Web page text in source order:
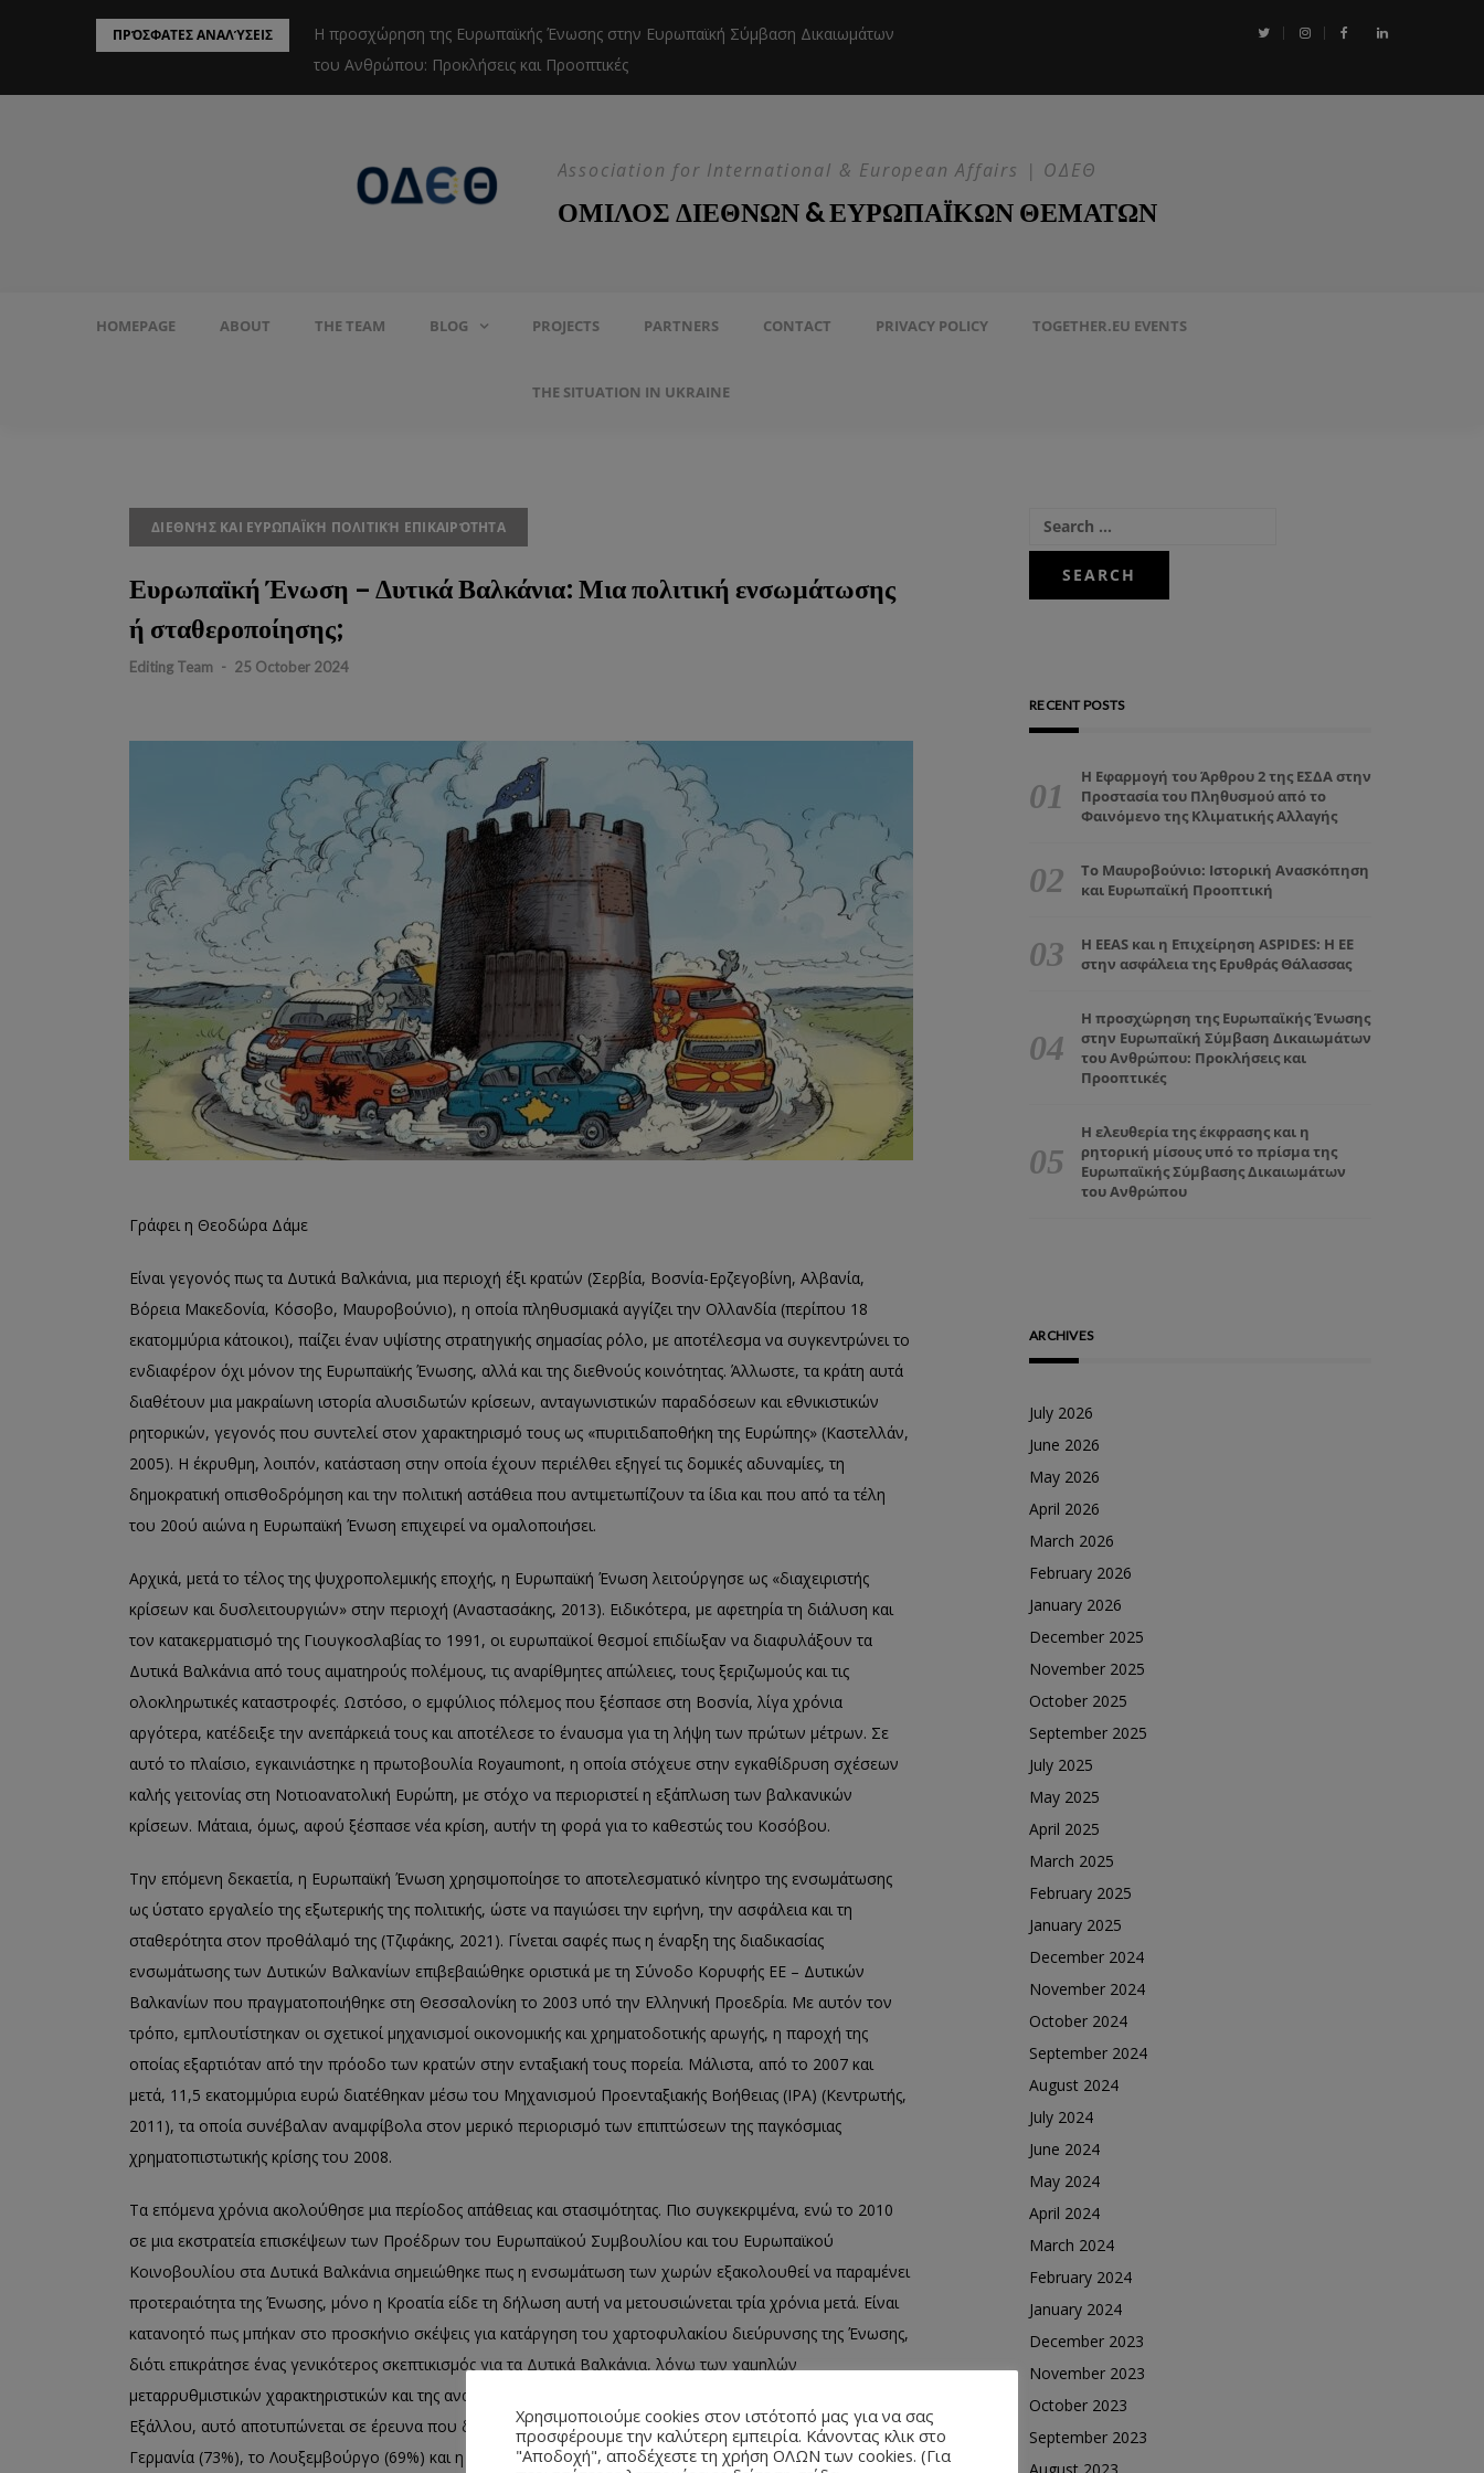
ΠΡΌΣΦΑΤΕΣ ΑΝΑΛΎΣΕΙΣ
ασφάλεια της Ερυθράς Θάλασσας
Η προσχώρηση της Ευρωπαϊκής Ένωσης στην Ευρωπαϊκή Σύμβαση Δικαιωμάτων
του Ανθρώπου: Προκλήσεις και Προοπτικές
Η ελευθερία της έκφρασης και η ρητορική μίσους υπό το πρίσμα της
Association for International & European Affairs | ΟΔΕΘ
ΟΜΙΛΟΣ ΔΙΕΘΝΩΝ & ΕΥΡΩΠΑΪΚΩΝ ΘΕΜΑΤΩΝ
HOMEPAGE ABOUT THE TEAM BLOG PROJECTS PARTNERS CONTACT PRIVACY POLICY TOGETHER.EU EVENTS
THE SITUATION IN UKRAINE
ΔΙΕΘΝΉΣ ΚΑΙ ΕΥΡΩΠΑΪΚΉ ΠΟΛΙΤΙΚΉ ΕΠΙΚΑΙΡΌΤΗΤΑ
Ευρωπαϊκή Ένωση – Δυτικά Βαλκάνια: Μια πολιτική ενσωμάτωσης
ή σταθεροποίησης;
Editing Team - 25 October 2024
Γράφει η Θεοδώρα Δάμε
Είναι γεγονός πως τα Δυτικά Βαλκάνια, μια περιοχή έξι κρατών (Σερβία, Βοσνία-Ερζεγοβίνη, Αλβανία,
Βόρεια Μακεδονία, Κόσοβο, Μαυροβούνιο), η οποία πληθυσμιακά αγγίζει την Ολλανδία (περίπου 18
εκατομμύρια κάτοικοι), παίζει έναν υψίστης στρατηγικής σημασίας ρόλο, με αποτέλεσμα να συγκεντρώνει το
ενδιαφέρον όχι μόνον της Ευρωπαϊκής Ένωσης, αλλά και της διεθνούς κοινότητας. Άλλωστε, τα κράτη αυτά
διαθέτουν μια μακραίωνη ιστορία αλυσιδωτών κρίσεων, ανταγωνιστικών παραδόσεων και εθνικιστικών
ρητορικών, γεγονός που συντελεί στον χαρακτηρισμό τους ως «πυριτιδαποθήκη της Ευρώπης» (Καστελλάν,
2005). Η έκρυθμη, λοιπόν, κατάσταση στην οποία έχουν περιέλθει εξηγεί τις δομικές αδυναμίες, τη
δημοκρατική οπισθοδρόμηση και την πολιτική αστάθεια που αντιμετωπίζουν τα ίδια και που από τα τέλη
του 20ού αιώνα η Ευρωπαϊκή Ένωση επιχειρεί να ομαλοποιήσει.
Αρχικά, μετά το τέλος της ψυχροπολεμικής εποχής, η Ευρωπαϊκή Ένωση λειτούργησε ως «διαχειριστής
κρίσεων και δυσλειτουργιών» στην περιοχή (Αναστασάκης, 2013). Ειδικότερα, με αφετηρία τη διάλυση και
τον κατακερματισμό της Γιουγκοσλαβίας το 1991, οι ευρωπαϊκοί θεσμοί επιδίωξαν να διαφυλάξουν τα
Δυτικά Βαλκάνια από τους αιματηρούς πολέμους, τις αναρίθμητες απώλειες, τους ξεριζωμούς και τις
ολοκληρωτικές καταστροφές. Ωστόσο, ο εμφύλιος πόλεμος που ξέσπασε στη Βοσνία, λίγα χρόνια
αργότερα, κατέδειξε την ανεπάρκειά τους και αποτέλεσε το έναυσμα για τη λήψη των πρώτων μέτρων. Σε
αυτό το πλαίσιο, εγκαινιάστηκε η πρωτοβουλία Royaumont, η οποία στόχευε στην εγκαθίδρυση σχέσεων
καλής γειτονίας στη Νοτιοανατολική Ευρώπη, με στόχο να περιοριστεί η εξάπλωση των βαλκανικών
κρίσεων. Μάταια, όμως, αφού ξέσπασε νέα κρίση, αυτήν τη φορά για το καθεστώς του Κοσόβου.
Την επόμενη δεκαετία, η Ευρωπαϊκή Ένωση χρησιμοποίησε το αποτελεσματικό κίνητρο της ενσωμάτωσης
ως ύστατο εργαλείο της εξωτερικής της πολιτικής, ώστε να παγιώσει την ειρήνη, την ασφάλεια και τη
σταθερότητα στον προθάλαμό της (Τζιφάκης, 2021). Γίνεται σαφές πως η έναρξη της διαδικασίας
ενσωμάτωσης των Δυτικών Βαλκανίων επιβεβαιώθηκε οριστικά με τη Σύνοδο Κορυφής ΕΕ – Δυτικών
Βαλκανίων που πραγματοποιήθηκε στη Θεσσαλονίκη το 2003 υπό την Ελληνική Προεδρία. Με αυτόν τον
τρόπο, εμπλουτίστηκαν οι σχετικοί μηχανισμοί οικονομικής και χρηματοδοτικής αρωγής, η παροχή της
οποίας εξαρτιόταν από την πρόοδο των κρατών στην ενταξιακή τους πορεία. Μάλιστα, από το 2007 και
μετά, 11,5 εκατομμύρια ευρώ διατέθηκαν μέσω του Μηχανισμού Προενταξιακής Βοήθειας (IPA) (Κεντρωτής,
2011), τα οποία συνέβαλαν αναμφίβολα στον μερικό περιορισμό των επιπτώσεων της παγκόσμιας
χρηματοπιστωτικής κρίσης του 2008.
Τα επόμενα χρόνια ακολούθησε μια περίοδος απάθειας και στασιμότητας. Πιο συγκεκριμένα, ενώ το 2010
σε μια εκστρατεία επισκέψεων των Προέδρων του Ευρωπαϊκού Συμβουλίου και του Ευρωπαϊκού
Κοινοβουλίου στα Δυτικά Βαλκάνια σημειώθηκε πως η ενσωμάτωση των χωρών εξακολουθεί να παραμένει
προτεραιότητα της Ένωσης, μόνο η Κροατία είδε τη δήλωση αυτή να μετουσιώνεται τρία χρόνια μετά. Είναι
κατανοητό πως μπήκαν στο προσκήνιο σκέψεις για κατάργηση του χαρτοφυλακίου διεύρυνσης της Ένωσης,
διότι επικράτησε ένας γενικότερος σκεπτικισμός για τα Δυτικά Βαλκάνια, λόγω των χαμηλών
μεταρρυθμιστικών χαρακτηριστικών και της αναποτελεσματικότητας που επιδείκνυαν στη διοίκηση.
Εξάλλου, αυτό αποτυπώνεται σε έρευνα που διεξήχθη το 2015, σύμφωνα με την οποία η Αυστρία (75%), η
Γερμανία (73%), το Λουξεμβούργο (69%) και η Γαλλία (67%) ήταν κατά μιας νέας διεύρυνσης
RECENT POSTS
Η Εφαρμογή του Άρθρου 2 της ΕΣΔΑ στην
Προστασία του Πληθυσμού από το
Φαινόμενο της Κλιματικής Αλλαγής
Το Μαυροβούνιο: Ιστορική Ανασκόπηση
και Ευρωπαϊκή Προοπτική
Η EEAS και η Επιχείρηση ASPIDES: Η ΕΕ
στην ασφάλεια της Ερυθράς Θάλασσας
Η προσχώρηση της Ευρωπαϊκής Ένωσης
στην Ευρωπαϊκή Σύμβαση Δικαιωμάτων
του Ανθρώπου: Προκλήσεις και
Προοπτικές
Η ελευθερία της έκφρασης και η
ρητορική μίσους υπό το πρίσμα της
Ευρωπαϊκής Σύμβασης Δικαιωμάτων
του Ανθρώπου
ARCHIVES
July 2026
June 2026
May 2026
April 2026
March 2026
February 2026
January 2026
December 2025
November 2025
October 2025
September 2025
July 2025
May 2025
April 2025
March 2025
February 2025
January 2025
December 2024
November 2024
October 2024
September 2024
August 2024
July 2024
June 2024
May 2024
April 2024
March 2024
February 2024
January 2024
December 2023
November 2023
October 2023
September 2023
Χρησιμοποιούμε cookies στον ιστότοπό μας για να σας
προσφέρουμε την καλύτερη εμπειρία. Κάνοντας κλικ στο
"Αποδοχή", αποδέχεστε τη χρήση ΟΛΩΝ των cookies. (Για